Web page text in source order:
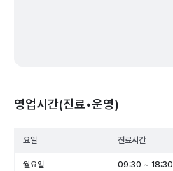
영업시간(진료•운영)
요일 진료시간
월요일 09:30 ~ 18:30